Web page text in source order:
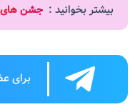
بیشتر بخوانید : جشن
برای